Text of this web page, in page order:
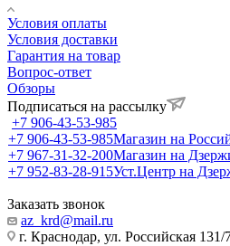
Условия оплаты
Условия доставки
Гарантия на товар
Вопрос-ответ
Обзоры
Подписаться на рассылку
+7 906-43-53-985
+7 906-43-53-985Магазин на
+7 967-31-32-200Магазин на
+7 952-83-28-915Уст.Центр на
Заказать звонок
az_krd@mail.ru
г. Краснодар, ул. Российская 131/